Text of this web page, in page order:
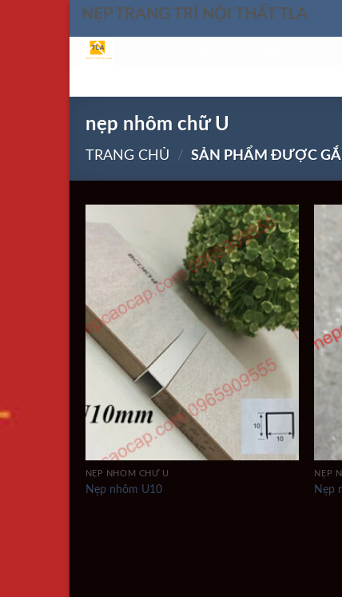
Skip
content
NẸP TRANG TRÍ NỘI THẤT TLA
nẹp nhôm chữ U
TRANG CHỦ / SẢN PHẨM ĐƯỢC
NẸP NHÔM CHỮ U
Nẹp nhôm U10
NẸP
Nẹp